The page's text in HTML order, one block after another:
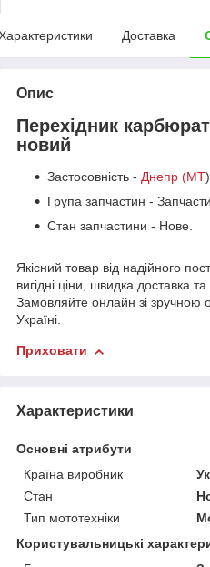
Доставка
Опис
Перехідник
новий
Застосовність - Днепр (МТ
Група запчастин -
Стан запчастини - Нове.
Якісний товар від надійного
вигідні ціни, швидка доставка
Замовляйте онлайн зі зручною
Україні.
Приховати
Характеристики
Основні атрибути
Країна виробник
Стан
Тип мототехніки
Користувальницькі